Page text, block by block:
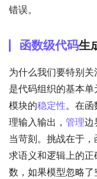
错误。
函数级代码生
为什么我们要特别关
是代码组织的基本
模块的稳定性。在函
理输入输出， 管理边
当苛刻。挑战在于
求语义和逻辑上的
数，如果模型忽略